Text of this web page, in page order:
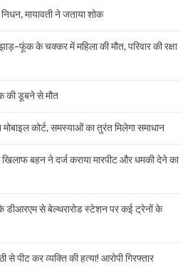
मायावती ने जताया शोक
फूंक के चक्कर में महिला की मौत, परिवार की रक्षा
की डूबने से मौत
कोर्ट, समस्याओं का तुरंत मिलेगा समाधान
बहन ने दर्ज कराया मारपीट और धमकी देने का
से बेल्थरारोड स्टेशन पर कई ट्रेनों के
पीट कर व्यक्ति की हत्या! आरोपी गिरफ्तार